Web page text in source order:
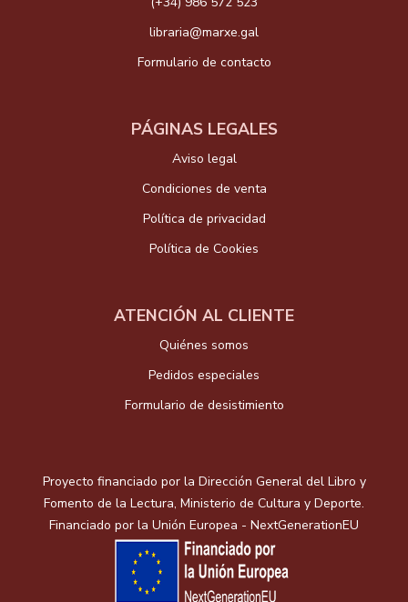
libraria@marxe.gal
Formulario de contacto
PÁGINAS LEGALES
Aviso legal
Condiciones de venta
Política de privacidad
Política de Cookies
ATENCIÓN AL CLIENTE
Quiénes somos
Pedidos especiales
Formulario de desistimiento
Proyecto financiado por la Dirección General del Libro y
Fomento de la Lectura, Ministerio de Cultura y Deporte.
Financiado por la Unión Europea - NextGenerationEU